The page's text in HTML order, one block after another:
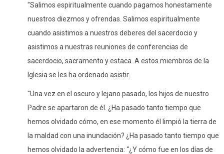
"Salimos espiritualmente cuando pagamos honestamente
nuestros diezmos y ofrendas. Salimos espiritualmente
cuando asistimos a nuestros deberes del sacerdocio y
asistimos a nuestras reuniones de conferencias de
sacerdocio, sacramento y estaca. A estos miembros de la
Iglesia se les ha ordenado asistir.
"Una vez en el oscuro y lejano pasado, los hijos de nuestro
Padre se apartaron de él. ¿Ha pasado tanto tiempo que
hemos olvidado cómo, en ese momento él limpió la tierra de
la maldad con una inundación? ¿Ha pasado tanto tiempo que
hemos olvidado la advertencia: “¿Y cómo fue en los días de